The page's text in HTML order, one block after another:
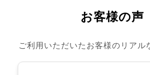
お客様の声
ご利用いただいたお客様のリアル